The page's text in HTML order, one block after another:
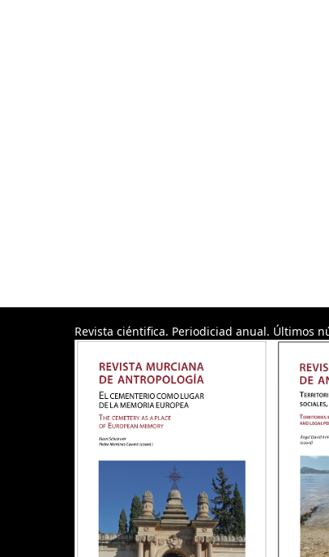
Revista ciéntifica. Periodiciad anual. Últimos